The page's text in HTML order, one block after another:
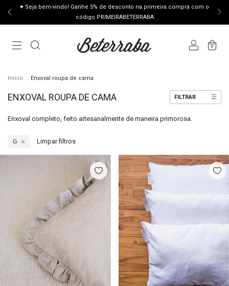
♥ Seja bem-vindo! Ganhe 5% de desconto na primeira compra com o
código PRIMEIRABETERRABA
0
Início . Enxoval roupa de cama
ENXOVAL ROUPA DE CAMA FILTRAR
Enxoval completo, feito artesanalmente de maneira primorosa.
G Limpar filtros